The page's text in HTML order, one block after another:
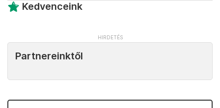
Kedvenceink
Partnereinktől